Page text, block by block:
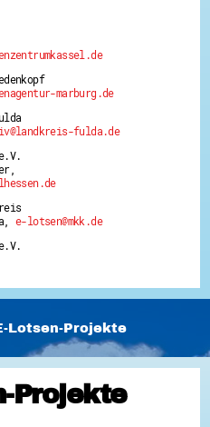
marburg.de
fulda.de
e-lotsen@mkk.de
Lotsen-Projekte
Projekte